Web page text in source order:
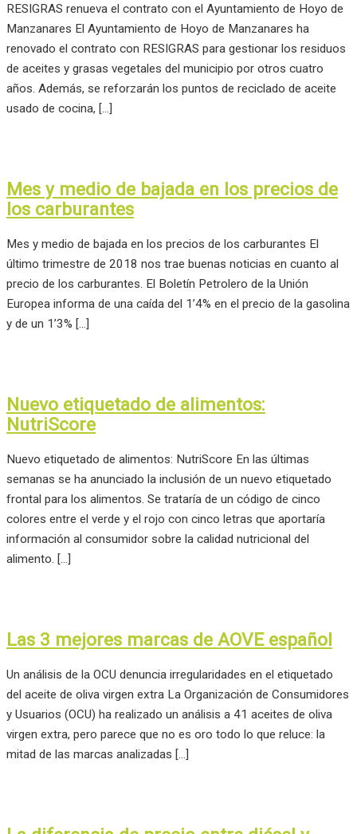
RESIGRAS renueva el contrato con el Ayuntamiento de Hoyo de
Manzanares El Ayuntamiento de Hoyo de Manzanares ha
renovado el contrato con RESIGRAS para gestionar los residuos
de aceites y grasas vegetales del municipio por otros cuatro
años. Además, se reforzarán los puntos de reciclado de aceite
usado de cocina, […]
Mes y medio de bajada en los precios de
los carburantes
Mes y medio de bajada en los precios de los carburantes El
último trimestre de 2018 nos trae buenas noticias en cuanto al
precio de los carburantes. El Boletín Petrolero de la Unión
Europea informa de una caída del 1’4% en el precio de la gasolina
y de un 1’3% […]
Nuevo etiquetado de alimentos:
NutriScore
Nuevo etiquetado de alimentos: NutriScore En las últimas
semanas se ha anunciado la inclusión de un nuevo etiquetado
frontal para los alimentos. Se trataría de un código de cinco
colores entre el verde y el rojo con cinco letras que aportaría
información al consumidor sobre la calidad nutricional del
alimento. […]
Las 3 mejores marcas de AOVE español
Un análisis de la OCU denuncia irregularidades en el etiquetado
del aceite de oliva virgen extra La Organización de Consumidores
y Usuarios (OCU) ha realizado un análisis a 41 aceites de oliva
virgen extra, pero parece que no es oro todo lo que reluce: la
mitad de las marcas analizadas […]